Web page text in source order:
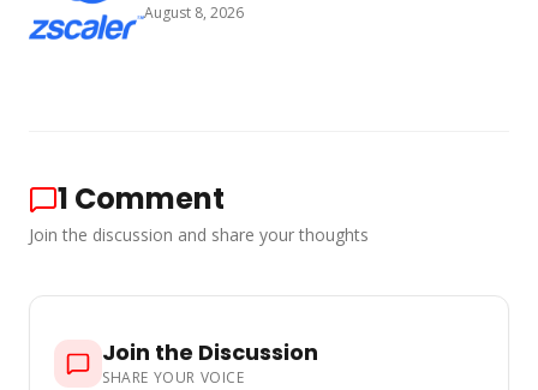
August 8, 2026
1 Comment
Join the discussion and share your thoughts
Join the Discussion
SHARE YOUR VOICE